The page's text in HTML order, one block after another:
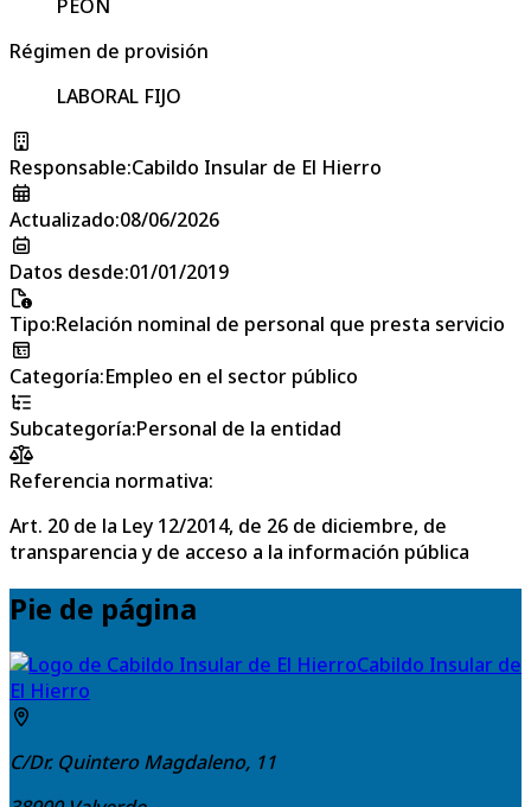
PEÓN
Régimen de provisión
LABORAL FIJO
Responsable:Cabildo Insular de El Hierro
Actualizado:08/06/2026
Datos desde:01/01/2019
Tipo:Relación nominal de personal que presta servicio
Categoría:Empleo en el sector público
Subcategoría:Personal de la entidad
Referencia normativa:
Art. 20 de la Ley 12/2014, de 26 de diciembre, de
transparencia y de acceso a la información pública
Pie de página
Cabildo Insular de
El Hierro
C/Dr. Quintero Magdaleno, 11